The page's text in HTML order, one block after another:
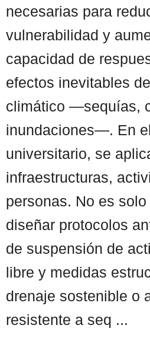
necesarias para
vulnerabilidad y
capacidad de
efectos inevitables
climático —sequías,
inundaciones—. En
universitario, se
infraestructuras,
personas. No es
diseñar protocolos
de suspensión de
libre y medidas
drenaje sostenible o
resistente a seq ...